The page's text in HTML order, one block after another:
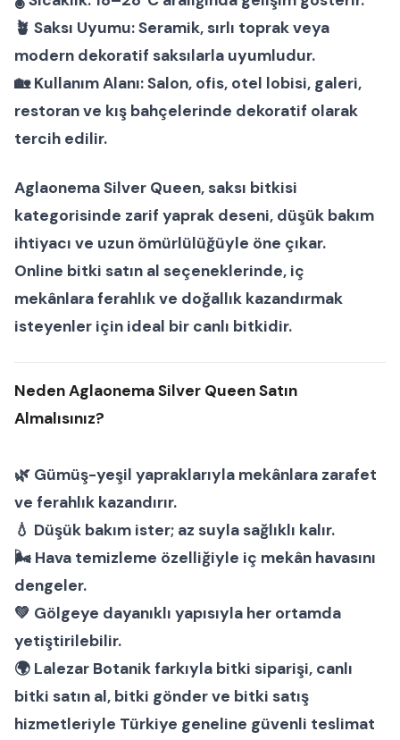
🪴 Saksı Uyumu:Seramik, sırlı toprak veya
modern dekoratif saksılarla uyumludur.
🏡Kullanım Alanı:Salon, ofis, otel lobisi, galeri,
restoran ve kış bahçelerinde dekoratif olarak
tercih edilir.
Aglaonema Silver Queen,saksı bitkisi
kategorisinde zarif yaprak deseni, düşük bakım
ihtiyacı ve uzun ömürlülüğüyle öne çıkar.
Online bitki satın al seçeneklerinde, iç
mekânlara ferahlık ve doğallık kazandırmak
isteyenler için ideal bir canlı bitkidir.
Neden Aglaonema Silver Queen Satın
Almalısınız?
🌿 Gümüş-yeşil yapraklarıyla mekânlara zarafet
ve ferahlık kazandırır.
💧 Düşük bakım ister; az suyla sağlıklı kalır.
🌬 Hava temizleme özelliğiyle iç mekân havasını
dengeler.
💚 Gölgeye dayanıklı yapısıyla her ortamda
yetiştirilebilir.
🌍 Lalezar Botanikfarkıyla bitki siparişi, canlı
bitki satın al, bitki gönderve bitki satış
hizmetleriyle Türkiye geneline güvenli teslimat